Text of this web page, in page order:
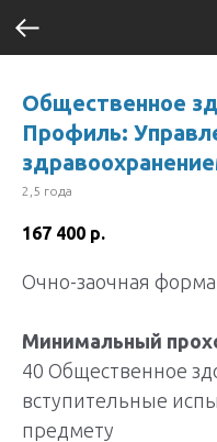
Общественное
Профиль:
2,5 года
167 400 р.
Очно-заочная
Минимальный
40 Общественное
вступительные
предмету